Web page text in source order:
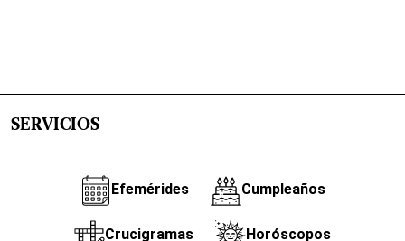
SERVICIOS
Efemérides Cumpleaños
Crucigramas Horóscopos